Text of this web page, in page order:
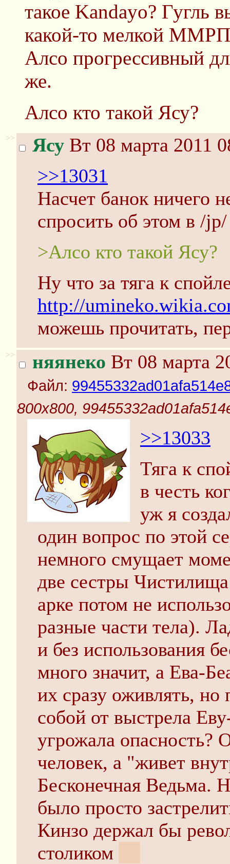
такое Kandayo? Гугль
какой-то мелкой
Алсо прогрессивный
же.
Алсо кто такой Ясу?
>> Ясу Вт 08 марта 2011
>>13031
Насчет банок ничего
спросить об этом в /jp/
>Алсо кто такой Ясу?
Ну что за тяга к
http://
можешь прочитать,
>> няянеко Вт 08 марта
Файл:
800x800,
>>13033
Тяга к
в честь
уж я
один вопрос по этой
немного смущает
две сестры
арке потом не
разные части тела).
и без использования
много значит, а Ева-
их сразу оживлять,
собой от выстрела
угрожала опасность?
человек, а "живет
Бесконечная Ведьма.
было просто
Кинзо держал бы
столиком